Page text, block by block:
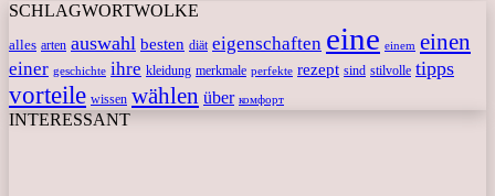
SCHLAGWORTWOLKE
alles arten auswahl besten diät eigenschaften eine einem einen
einer geschichte ihre kleidung merkmale perfekte rezept sind stilvolle tipps
vorteile wissen wählen über комфорт
INTERESSANT